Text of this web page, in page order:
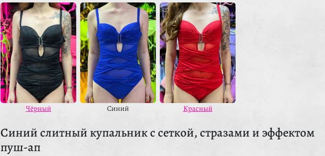
Чёрный Синий Красный
Синий слитный купальник с сеткой, стразами и эффектом
пуш-ап